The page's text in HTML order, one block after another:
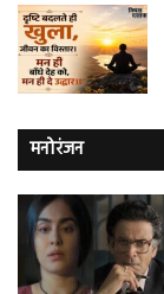
मनोरंजन